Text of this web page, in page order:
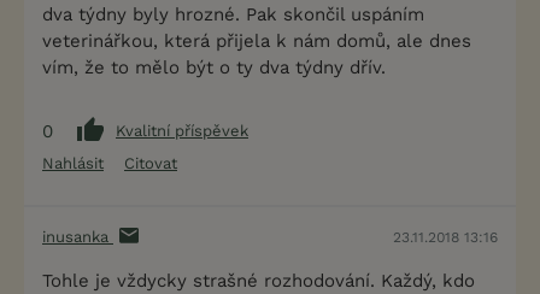
dva týdny byly hrozné. Pak skončil uspáním
veterinářkou, která přijela k nám domů, ale dnes
vím, že to mělo být o ty dva týdny dřív.
0
Kvalitní příspěvek
Nahlásit
Citovat
inusanka 23.11.2018 13:16
Tohle je vždycky strašné rozhodování. Každý, kdo